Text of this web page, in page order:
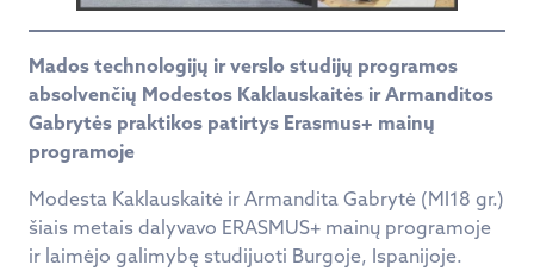
Mados technologijų ir verslo studijų programos
absolvenčių Modestos Kaklauskaitės ir Armanditos
Gabrytės praktikos patirtys Erasmus+ mainų
programoje
Modesta Kaklauskaitė ir Armandita Gabrytė (MI18 gr.)
šiais metais dalyvavo ERASMUS+ mainų programoje
ir laimėjo galimybę studijuoti Burgoje, Ispanijoje.